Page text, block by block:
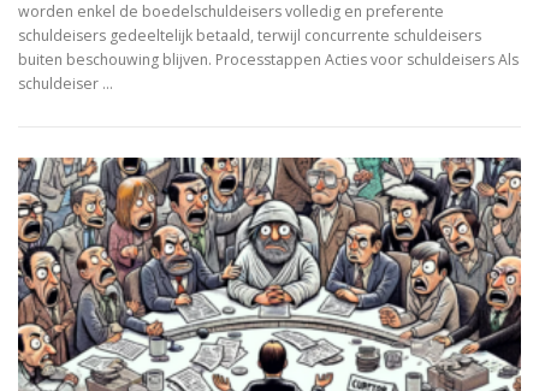
worden enkel de boedelschuldeisers volledig en preferente
schuldeisers gedeeltelijk betaald, terwijl concurrente schuldeisers
buiten beschouwing blijven. Processtappen Acties voor schuldeisers Als
schuldeiser …